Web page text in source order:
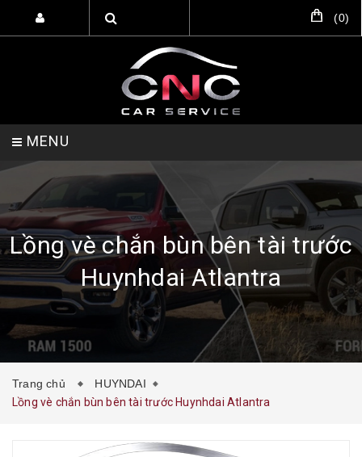
(0)
MENU
TRANG CHỦ DỊCH VỤ SẢN PHẨM
HỖ TRỢ SETUP GARA LIÊN HỆ
Lồng vè chắn bùn bên tài trước
Huynhdai Atlantra
Trang chủ
HUYNDAI
Lồng vè chắn bùn bên tài trước Huynhdai Atlantra